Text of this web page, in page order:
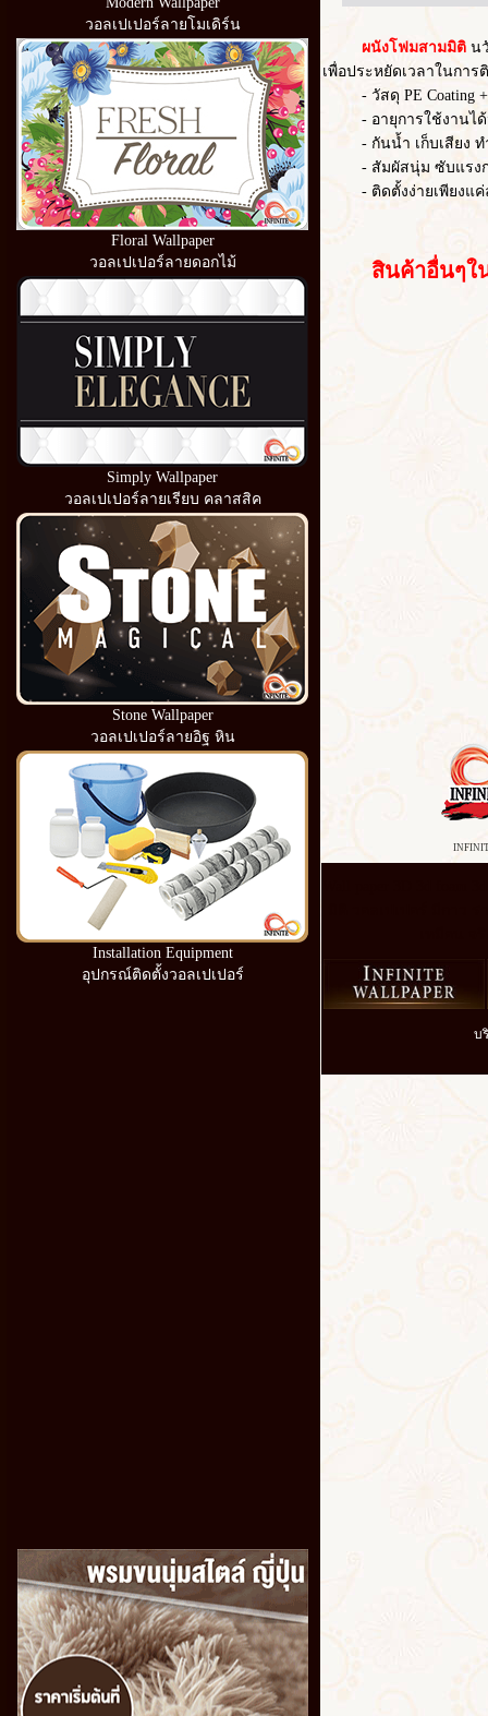
วอลเปเปอร์ลายโมเดิร์น
Floral Wallpaper
วอลเปเปอร์ลายดอกไม้
Simply Wallpaper
วอลเปเปอร์ลายเรียบ คลาสสิค
Stone Wallpaper
วอลเปเปอร์ลายอิฐ หิน
Installation Equipment
อุปกรณ์ติดตั้งวอลเปเปอร์
ผนังโฟมสามมิติ น
เพื่อประหยัดเวลาในกา
- วัสดุ PE Coating
- อายุการใช้งานไ
- กันน้ำ เก็บเสียง
- สัมผัสนุ่ม ซับแรง
- ติดตั้งง่ายเพียงแ
สินค้าอื่นๆใน
บ